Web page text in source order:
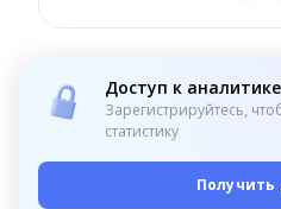
Доступ к
Зарегистрируйтесь,
статистику
Получить